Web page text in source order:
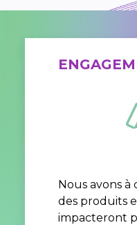
Nous avons
des produits
impacteront